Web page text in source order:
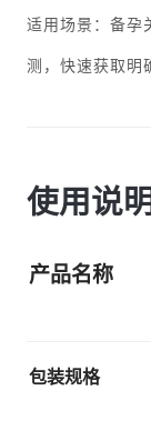
适用场景： 备孕
测， 快速获取明
使用说明
产品名称
包装规格